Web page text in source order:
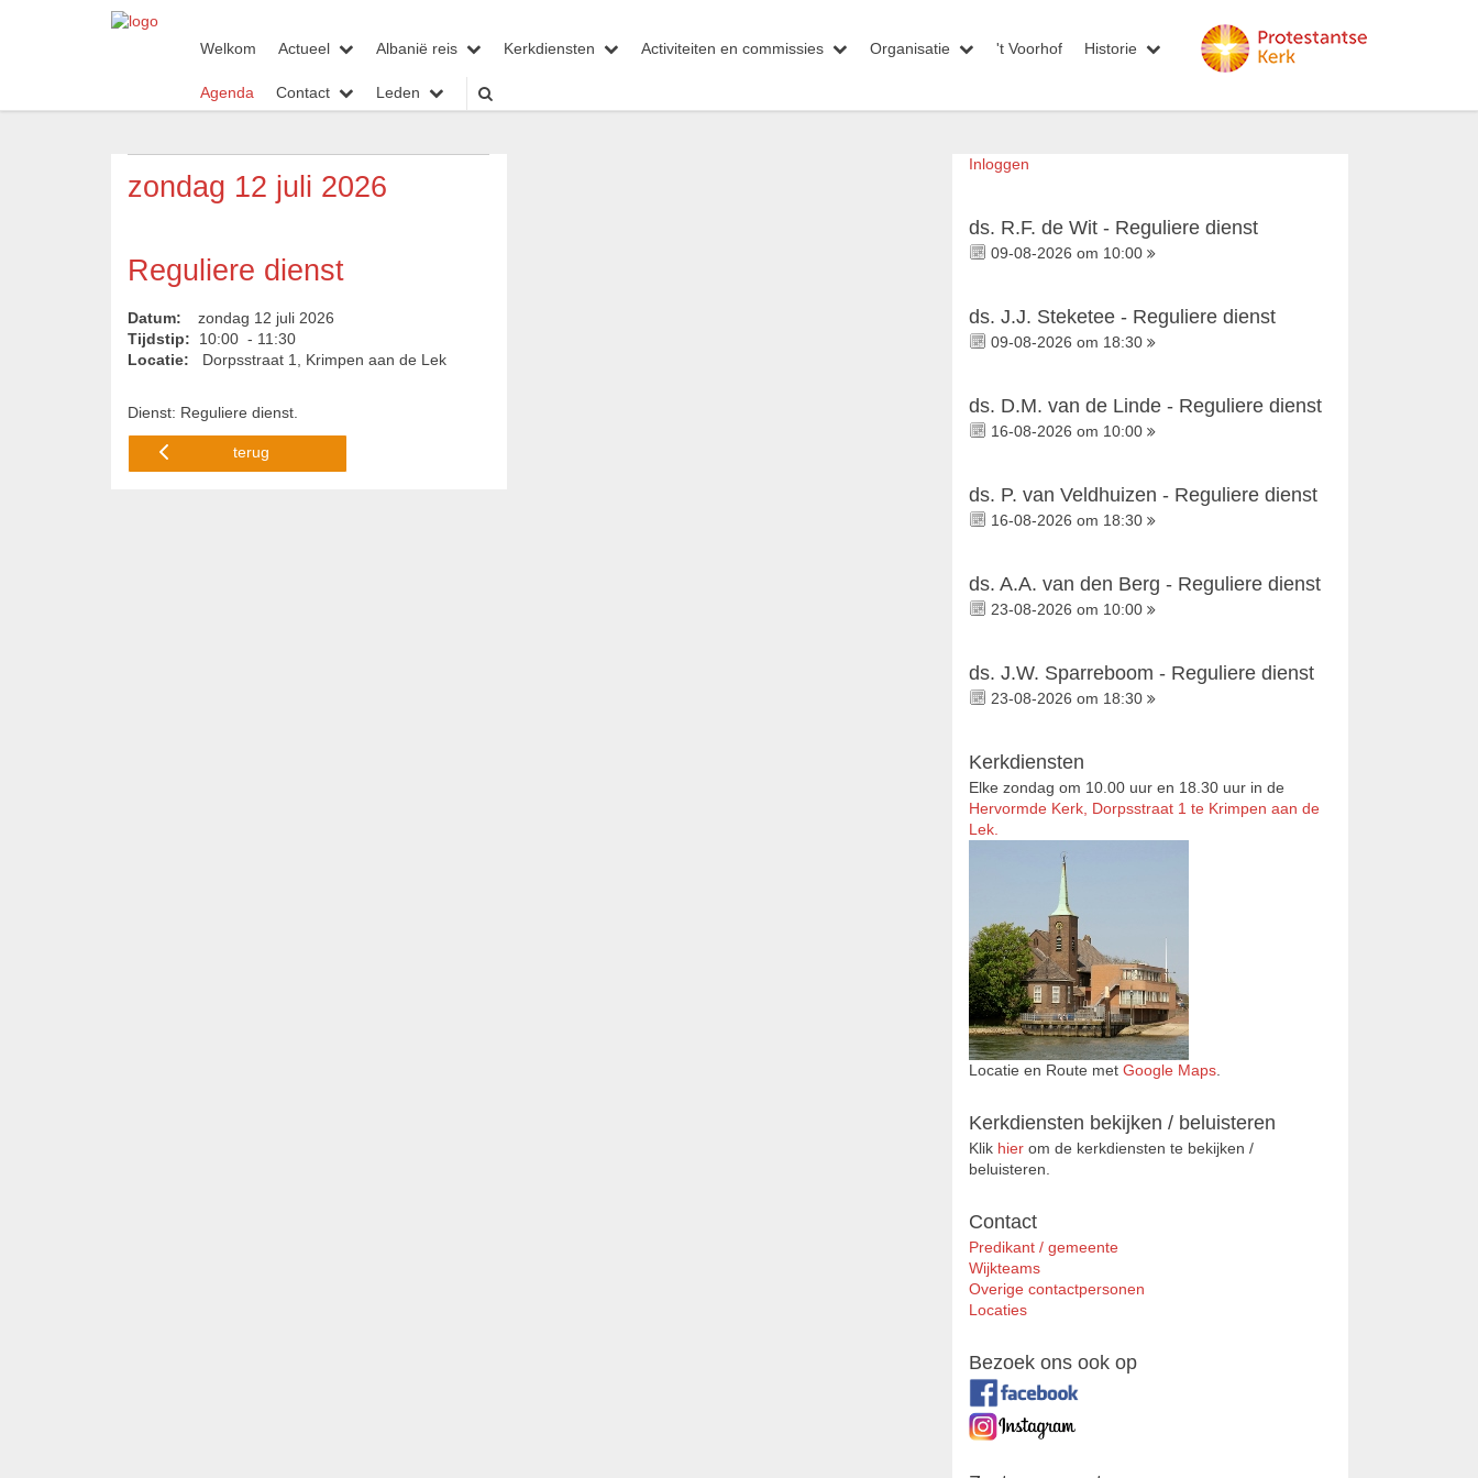
Welkom Actueel Albanië reis Kerkdiensten Activiteiten en commissies Organisatie 't Voorhof Historie
Agenda Contact Leden
zondag 12 juli 2026
Reguliere dienst
Datum:
zondag 12 juli 2026
Tijdstip:
10:00 - 11:30
Locatie:
Dorpsstraat 1, Krimpen aan de Lek
Dienst: Reguliere dienst.
terug
Inloggen
ds. R.F. de Wit - Reguliere dienst
09-08-2026 om 10:00
ds. J.J. Steketee - Reguliere dienst
09-08-2026 om 18:30
ds. D.M. van de Linde - Reguliere dienst
16-08-2026 om 10:00
ds. P. van Veldhuizen - Reguliere dienst
16-08-2026 om 18:30
ds. A.A. van den Berg - Reguliere dienst
23-08-2026 om 10:00
ds. J.W. Sparreboom - Reguliere dienst
23-08-2026 om 18:30
Kerkdiensten
Elke zondag om 10.00 uur en 18.30 uur in de
Hervormde Kerk, Dorpsstraat 1 te Krimpen aan de
Lek.
Locatie en Route metGoogle Maps.
Kerkdiensten bekijken / beluisteren
Klik hier om de kerkdiensten te bekijken /
beluisteren.
Contact
Predikant / gemeente
Wijkteams
Overige contactpersonen
Locaties
Bezoek ons ook op